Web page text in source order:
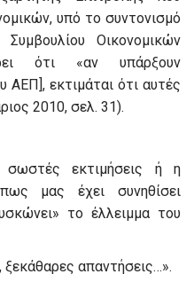
υπό το συντονισμό
Οικονομικών
ότι «αν υπάρξουν
ΑΕΠ], εκτιμάται ότι αυτές
2010, σελ. 31).
εκτιμήσεις ή η
μας έχει συνηθίσει
το έλλειμμα του
απαντήσεις…».